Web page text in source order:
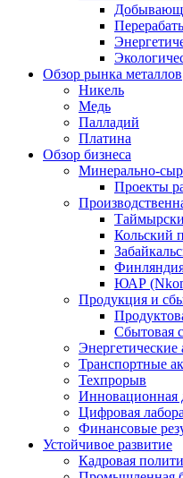
Обзор рынка металлов
Никель
Медь
Палладий
Платина
Обзор бизнеса
Минерально-
Проекты
Кольский
ЮАР
Продукция и
Сбытовая
Энергетические
Транспортные
Техпрорыв
Инновационная
Цифровая
Финансовые
Устойчивое развитие
Кадровая